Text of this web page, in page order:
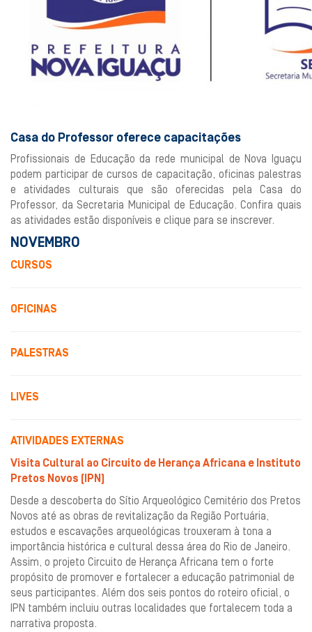
Casa do Professor oferece capacitações
Profissionais de Educação da rede municipal de Nova Iguaçu
podem participar de cursos de capacitação, oficinas palestras
e atividades culturais que são oferecidas pela Casa do
Professor, da Secretaria Municipal de Educação. Confira quais
as atividades estão disponíveis e clique para se inscrever.
NOVEMBRO
CURSOS
OFICINAS
PALESTRAS
LIVES
ATIVIDADES EXTERNAS
Visita Cultural ao Circuito de Herança Africana e Instituto
Pretos Novos (IPN)
Desde a descoberta do Sítio Arqueológico Cemitério dos Pretos
Novos até as obras de revitalização da Região Portuária,
estudos e escavações arqueológicas trouxeram à tona a
importância histórica e cultural dessa área do Rio de Janeiro.
Assim, o projeto Circuito de Herança Africana tem o forte
propósito de promover e fortalecer a educação patrimonial de
seus participantes. Além dos seis pontos do roteiro oficial, o
IPN também incluiu outras localidades que fortalecem toda a
narrativa proposta.